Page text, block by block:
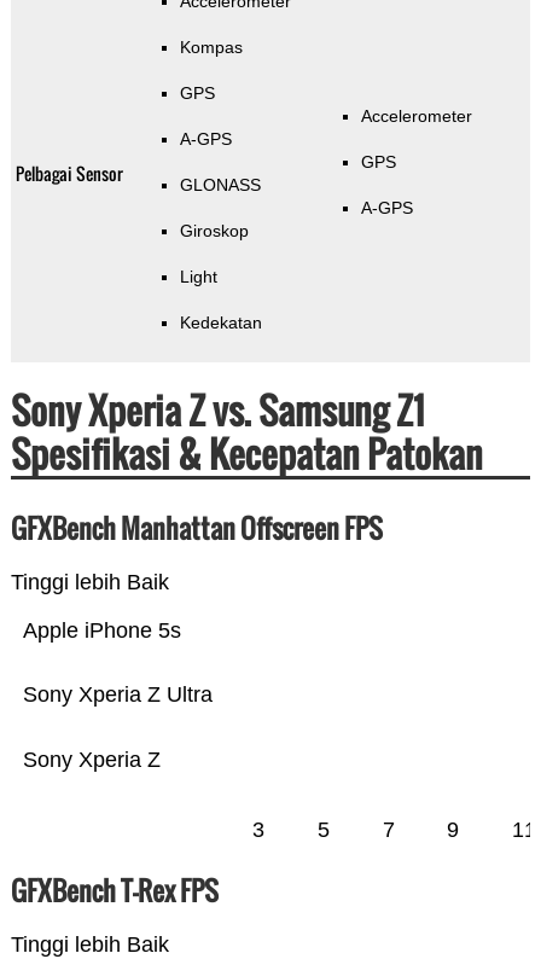
Pelbagai Sensor
Kompas
GPS
A-GPS
GLONASS
Giroskop
Light
Kedekatan
Accelerometer
GPS
A-GPS
Sony Xperia Z vs. Samsung Z1
Spesifikasi & Kecepatan Patokan
GFXBench Manhattan Offscreen FPS
Tinggi lebih Baik
Sony Xperia Z
Sony Xperia Z Ultra
Apple iPhone 5s
3 5 7 9 11
GFXBench T-Rex FPS
Tinggi lebih Baik